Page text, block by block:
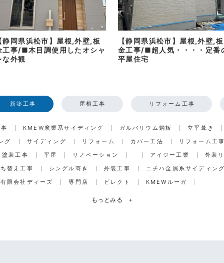
静岡県浜松市】屋根,外壁,板
工事/■木目調使用したオシャ
な外観
【静岡県浜松市】屋根,外壁,板
金工事/■超人気・・・・定番
平屋住宅
新築工事 屋根工事 リフォーム工事
KMEW窯業系サイディング ガルバリウム鋼板
立平葺き
グ サイディング リフォーム カバー工法
リフォーム工
塗装工事 平屋 リノベーション アイジー工業
外装
替え工事 シングル葺き 外装工事
ニチハ金属系サイディン
有限会社ディーズ 専門店 ビレクト KMEWルーガ
もっとみる +